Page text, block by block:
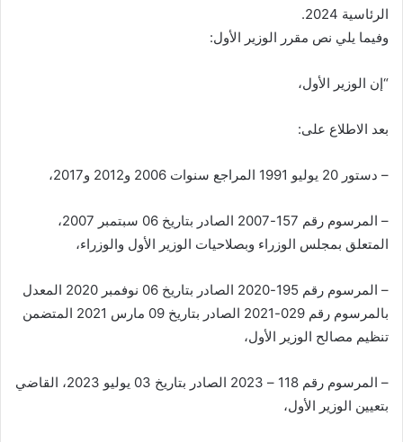
الرئاسية 2024.
وفيما يلي نص مقرر الوزير الأول:
“إن الوزير الأول،
بعد الاطلاع على:
– دستور 20 يوليو 1991 المراجع سنوات 2006 و2012 و2017،
– المرسوم رقم 157-2007 الصادر بتاريخ 06 سبتمبر 2007،
المتعلق بمجلس الوزراء وبصلاحيات الوزير الأول والوزراء،
– المرسوم رقم 195-2020 الصادر بتاريخ 06 نوفمبر 2020 المعدل
بالمرسوم رقم 029-2021 الصادر بتاريخ 09 مارس 2021 المتضمن
تنظيم مصالح الوزير الأول،
– المرسوم رقم 118 – 2023 الصادر بتاريخ 03 يوليو 2023، القاضي
بتعيين الوزير الأول،